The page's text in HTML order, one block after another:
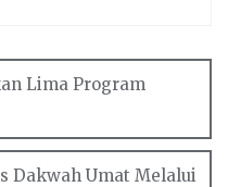
Lima Program
Dakwah Umat Melalui